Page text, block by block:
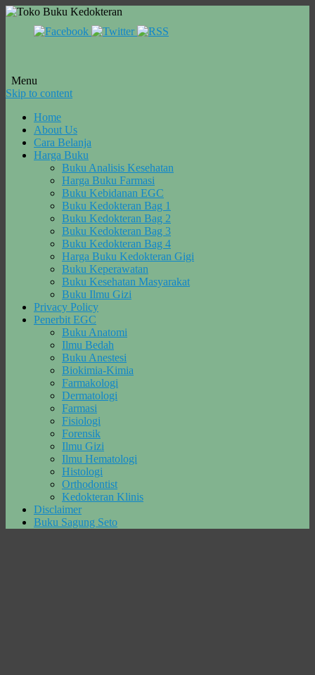
Menu
Skip to content
Home
About Us
Cara Belanja
Harga Buku
Buku Analisis Kesehatan
Harga Buku Farmasi
Buku Kebidanan EGC
Buku Kedokteran Bag 1
Buku Kedokteran Bag 2
Buku Kedokteran Bag 3
Buku Kedokteran Bag 4
Harga Buku Kedokteran Gigi
Buku Keperawatan
Buku Kesehatan Masyarakat
Buku Ilmu Gizi
Privacy Policy
Penerbit EGC
Buku Anatomi
Ilmu Bedah
Buku Anestesi
Biokimia-Kimia
Farmakologi
Dermatologi
Farmasi
Fisiologi
Forensik
Ilmu Gizi
Ilmu Hematologi
Histologi
Orthodontist
Kedokteran Klinis
Disclaimer
Buku Sagung Seto